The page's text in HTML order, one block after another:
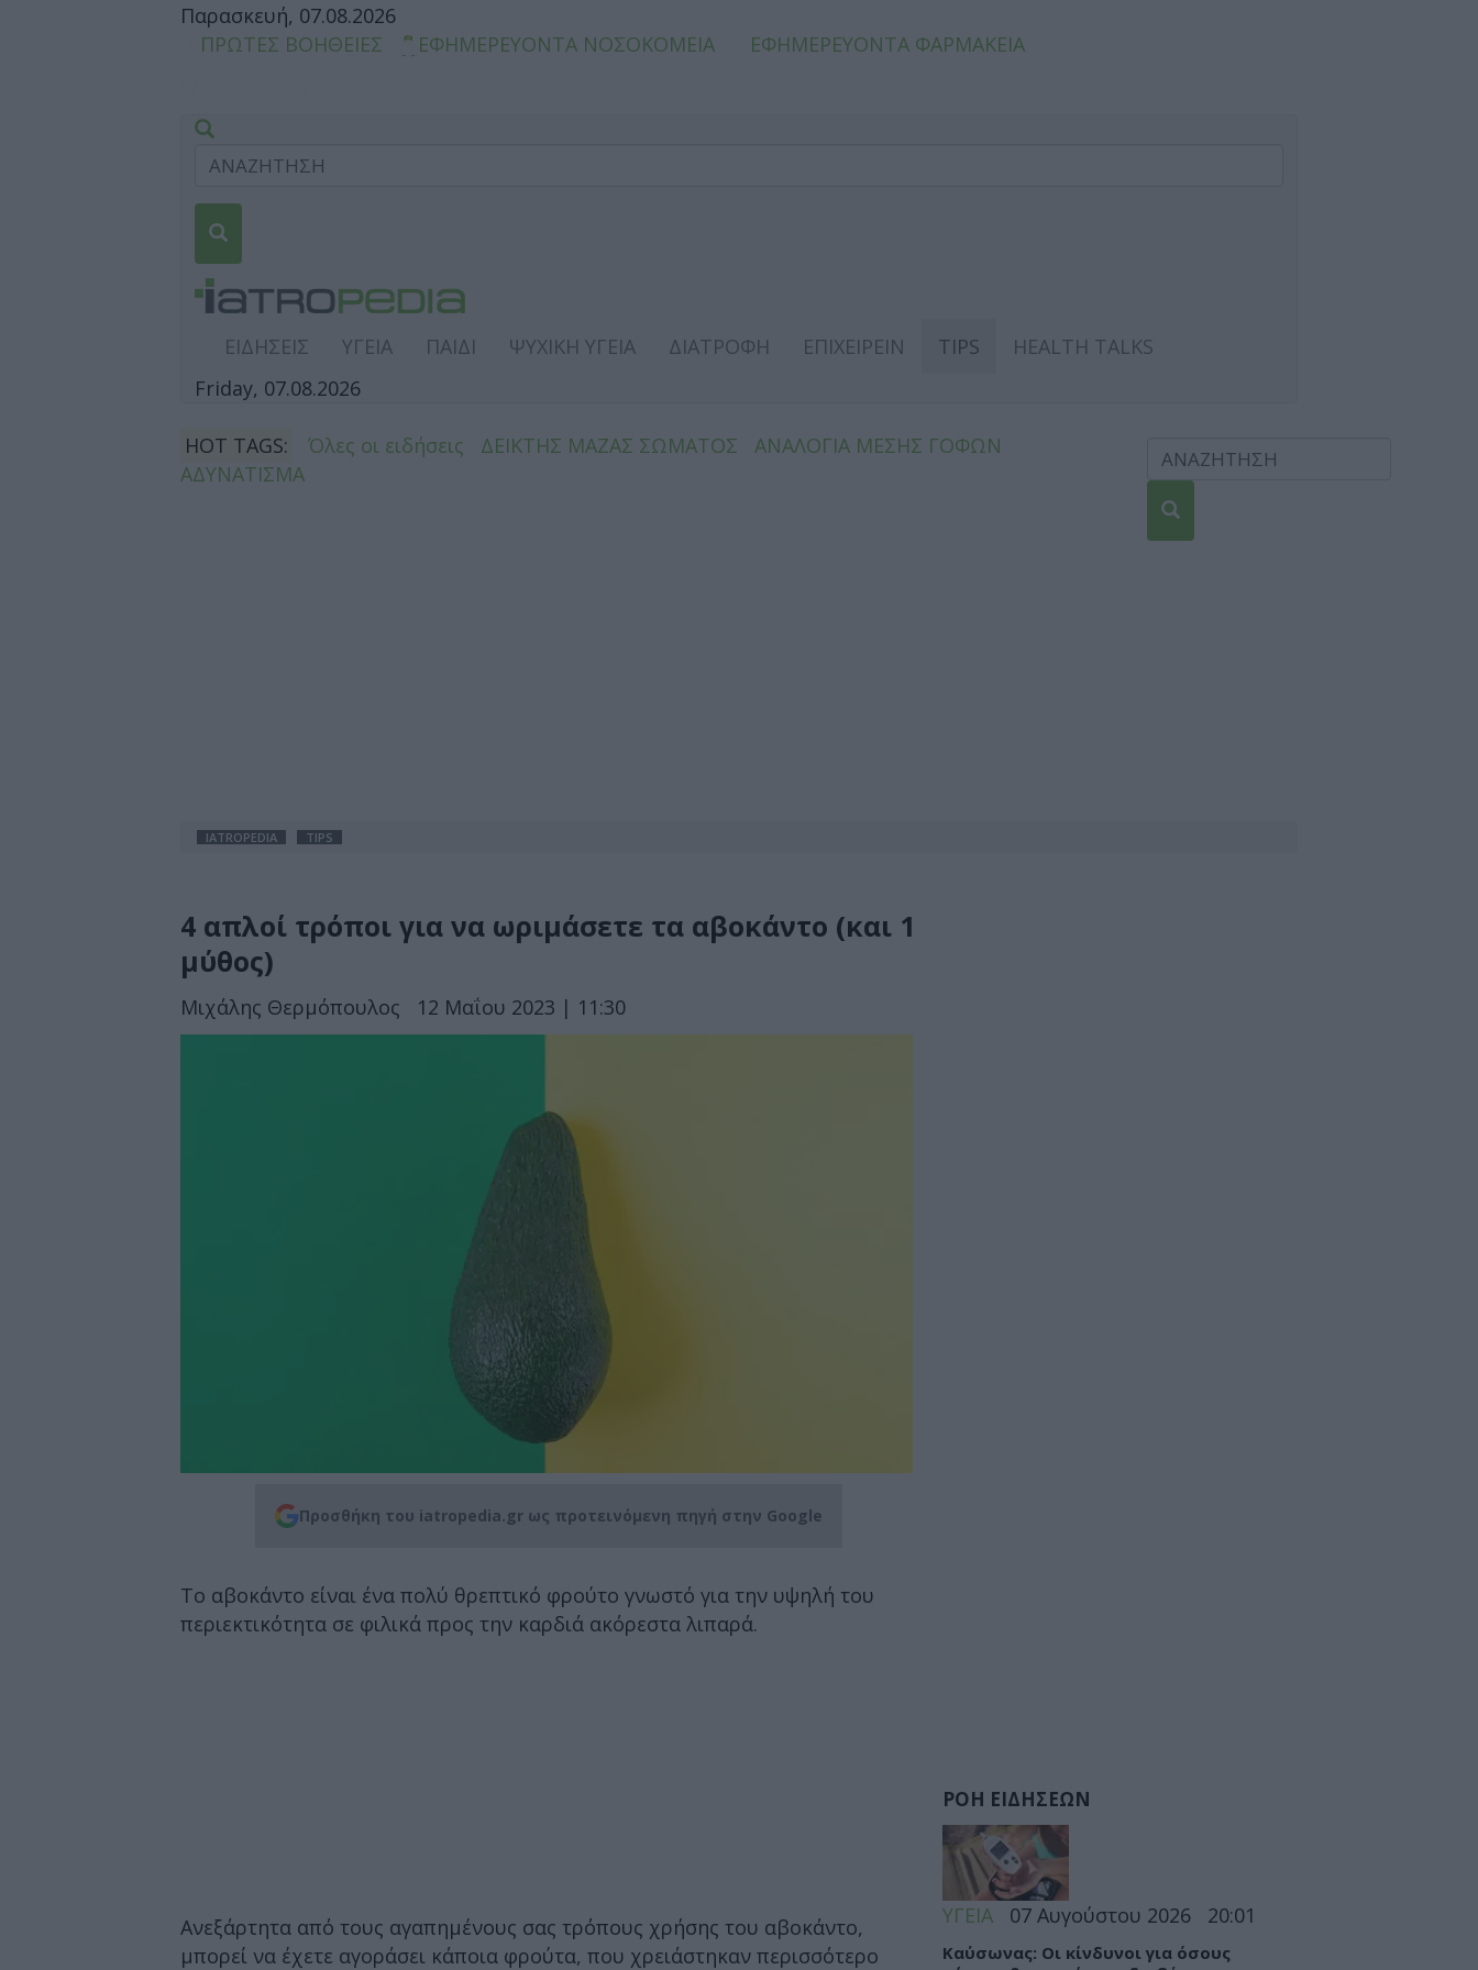
Παρασκευή, 07.08.2026
ΠΡΩΤΕΣ ΒΟΗΘΕΙΕΣ
ΕΦΗΜΕΡΕΥΟΝΤΑ ΝΟΣΟΚΟΜΕΙΑ ΕΦΗΜΕΡΕΥΟΝΤΑ ΦΑΡΜΑΚΕΙΑ
ΕΙΔΗΣΕΙΣ ΥΓΕΙΑ ΠΑΙΔΙ ΨΥΧΙΚΗ ΥΓΕΙΑ ΔΙΑΤΡΟΦΗ ΕΠΙΧΕΙΡΕΙΝ TIPS
HEALTH TALKS
Friday, 07.08.2026
HOT TAGS: Όλες οι ειδήσεις ΔΕΙΚΤΗΣ ΜΑΖΑΣ ΣΩΜΑΤΟΣ
ΑΝΑΛΟΓΙΑ ΜΕΣΗΣ ΓΟΦΩΝ
ΑΔΥΝΑΤΙΣΜΑ
IATROPEDIA TIPS
4 απλοί τρόποι για να ωριμάσετε τα αβοκάντο (και 1
μύθος)
Μιχάλης Θερμόπουλος 12 Μαΐου 2023 | 11:30
Προσθήκη του iatropedia.gr ως προτεινόμενη πηγή στην Google
Το αβοκάντο είναι ένα πολύ θρεπτικό φρούτο γνωστό για την υψηλή του
περιεκτικότητα σε φιλικά προς την καρδιά ακόρεστα λιπαρά.
Ανεξάρτητα από τους αγαπημένους σας τρόπους χρήσης του αβοκάντο,
μπορεί να έχετε αγοράσει κάποια φρούτα, που χρειάστηκαν περισσότερο
ΡΟΗ ΕΙΔΗΣΕΩΝ
ΥΓΕΙΑ 07 Αυγούστου 2026 20:01
Καύσωνας: Οι κίνδυνοι για όσους